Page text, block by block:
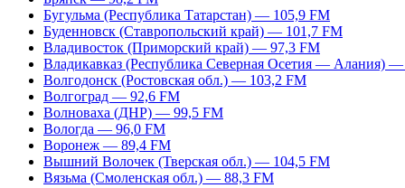
Бугульма (Республика Татарстан) — 105,9 FM
Буденновск (Ставропольский край) — 101,7 FM
Владивосток (Приморский край) — 97,3 FM
Владикавказ (Республика Северная Осетия — Алания)
Волгодонск (Ростовская обл.) — 103,2 FM
Волгоград — 92,6 FM
Волноваха (ДНР) — 99,5 FM
Вологда — 96,0 FM
Воронеж — 89,4 FM
Вышний Волочек (Тверская обл.) — 104,5 FM
Вязьма (Смоленская обл.) — 88,3 FM